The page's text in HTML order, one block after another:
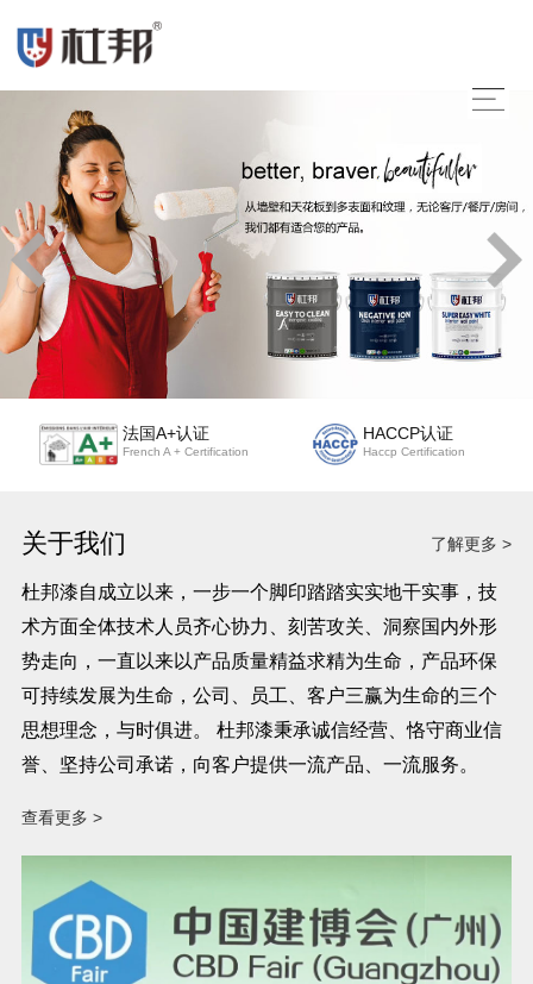
法国A+认证
French A + Certification
HACCP认证
Haccp Certification
关于我们 了解更多 >
杜邦漆自成立以来，一步一个脚印踏踏实实地干实事，技
术方面全体技术人员齐心协力、刻苦攻关、洞察国内外形
势走向，一直以来以产品质量精益求精为生命，产品环保
可持续发展为生命，公司、员工、客户三赢为生命的三个
思想理念，与时俱进。 杜邦漆秉承诚信经营、恪守商业信
誉、坚持公司承诺，向客户提供一流产品、一流服务。
查看更多 >